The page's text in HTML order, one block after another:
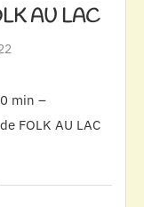
AU LAC
min –
FOLK AU LAC